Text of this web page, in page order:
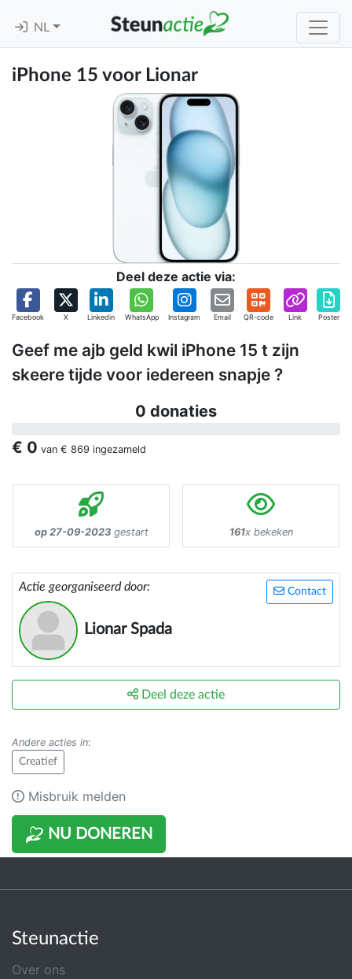
NL
iPhone 15 voor Lionar
Deel deze actie via:
Facebook X Linkedin WhatsApp Instagram Email QR-code Link Poster
Geef me ajb geld kwil iPhone 15 t zijn
skeere tijde voor iedereen snapje ?
0 donaties
€ 0 van € 869 ingezameld
op 27-09-2023gestart 161x bekeken
Contact
Actie georganiseerd door:
Lionar Spada
NU DONEREN
Deel deze actie
Andere acties in:
Creatief
Misbruik melden
Steunactie
Over ons